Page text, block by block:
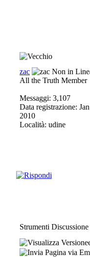
zac
All the Truth Member
Messaggi: 3,107
Data registrazione: Jan
2010
Località: udine
Strumenti Discussione